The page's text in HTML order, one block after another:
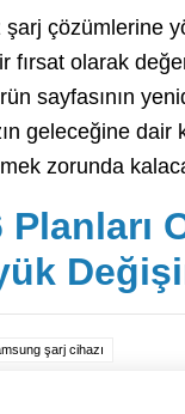
çözümlerine
fırsat olarak
sayfasının
geleceğine
zorunda
Planları
şarj cihazı